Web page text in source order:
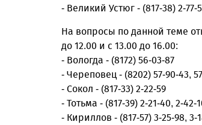
- Великий Устюг - (817-38) 2-77-
На вопросы по данной теме
до 12.00 и с 13.00 до 16.00:
- Вологда - (8172) 56-03-87
- Череповец - (8202) 57-90-43,
- Сокол - (817-33) 2-22-59
- Тотьма - (817-39) 2-21-40, 2-42-
- Кириллов - (817-57) 3-25-98, 3-